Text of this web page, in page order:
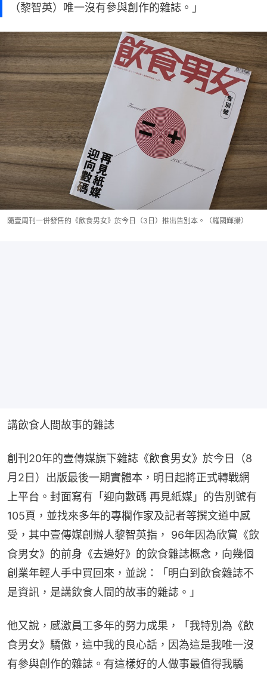
（黎智英）唯一沒有參與創作的雜誌。」
隨壹周刊一併發售的《飲食男女》於今日（3日）推出告別本。（羅國輝攝）
講飲食人間故事的雜誌
創刊20年的壹傳媒旗下雜誌《飲食男女》於今日（8
月2日）出版最後一期實體本，明日起將正式轉戰網
上平台。封面寫有「迎向數碼 再見紙媒」的告別號有
105頁，並找來多年的專欄作家及記者等撰文道中感
受，其中壹傳媒創辦人黎智英指， 96年因為欣賞《飲
食男女》的前身《去邊好》的飲食雜誌概念，向幾個
創業年輕人手中買回來，並說：「明白到飲食雜誌不
是資訊，是講飲食人間的故事的雜誌。」
他又說，感激員工多年的努力成果，「我特別為《飲
食男女》驕傲，這中我的良心話，因為這是我唯一沒
有參與創作的雜誌。有這樣好的人做事最值得我驕